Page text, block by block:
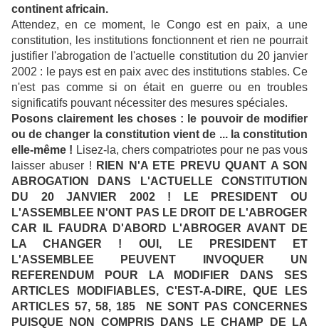
continent africain.
Attendez, en ce moment, le Congo est en paix, a une
constitution, les institutions fonctionnent et rien ne pourrait
justifier l'abrogation de l'actuelle constitution du 20 janvier
2002 : le pays est en paix avec des institutions stables. Ce
n'est pas comme si on était en guerre ou en troubles
significatifs pouvant nécessiter des mesures spéciales.
Posons clairement les choses : le pouvoir de modifier
ou de changer la constitution vient de ... la constitution
elle-même ! Lisez-la, chers compatriotes pour ne pas vous
laisser abuser ! RIEN N'A ETE PREVU QUANT A SON
ABROGATION DANS L'ACTUELLE CONSTITUTION
DU 20 JANVIER 2002 ! LE PRESIDENT OU
L'ASSEMBLEE N'ONT PAS LE DROIT DE L'ABROGER
CAR IL FAUDRA D'ABORD L'ABROGER AVANT DE
LA CHANGER ! OUI, LE PRESIDENT ET
L'ASSEMBLEE PEUVENT INVOQUER UN
REFERENDUM POUR LA MODIFIER DANS SES
ARTICLES MODIFIABLES, C'EST-A-DIRE, QUE LES
ARTICLES 57, 58, 185 NE SONT PAS CONCERNES
PUISQUE NON COMPRIS DANS LE CHAMP DE LA